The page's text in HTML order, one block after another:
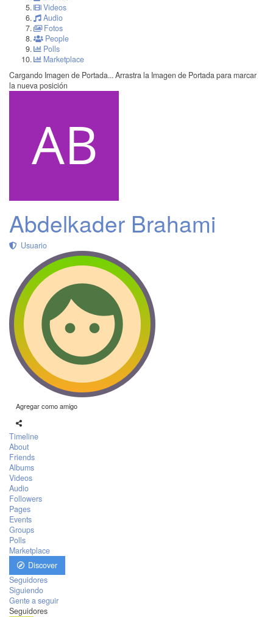
Videos
Audio
Fotos
People
Polls
Marketplace
Cargando Imagen de Portada... Arrastra la Imagen de Portada para marcar
la nueva posición
Abdelkader Brahami
Usuario
Agregar como amigo
Timeline
About
Friends
Albums
Videos
Audio
Followers
Pages
Events
Groups
Polls
Marketplace
Discover
Seguidores
Siguiendo
Gente a seguir
Seguidores